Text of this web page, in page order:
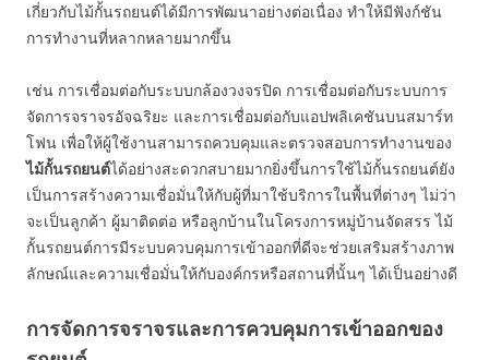
เกี่ยวกับไม้กั้นรถยนต์ได้มีการพัฒนาอย่างต่อเนื่อง ทำให้มีฟังก์ชัน
การทำงานที่หลากหลายมากขึ้น
เช่น การเชื่อมต่อกับระบบกล้องวงจรปิด การเชื่อมต่อกับระบบการ
จัดการจราจรอัจฉริยะ และการเชื่อมต่อกับแอปพลิเคชันบนสมาร์ท
โฟน เพื่อให้ผู้ใช้งานสามารถควบคุมและตรวจสอบการทำงานของ
ไม้กั้นรถยนต์ได้อย่างสะดวกสบายมากยิ่งขึ้นการใช้ไม้กั้นรถยนต์ยัง
เป็นการสร้างความเชื่อมั่นให้กับผู้ที่มาใช้บริการในพื้นที่ต่างๆ ไม่ว่า
จะเป็นลูกค้า ผู้มาติดต่อ หรือลูกบ้านในโครงการหมู่บ้านจัดสรร ไม้
กั้นรถยนต์การมีระบบควบคุมการเข้าออกที่ดีจะช่วยเสริมสร้างภาพ
ลักษณ์และความเชื่อมั่นให้กับองค์กรหรือสถานที่นั้นๆ ได้เป็นอย่างดี
การจัดการจราจรและการควบคุมการเข้าออกของ